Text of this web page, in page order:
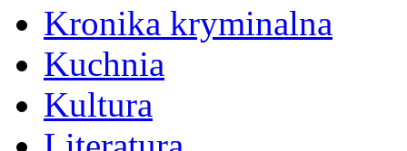
Kronika kryminalna
Kuchnia
Kultura